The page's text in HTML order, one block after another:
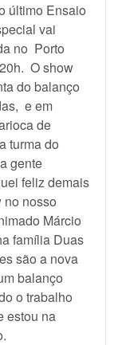
último Ensaio
vai
no Porto
O show
do balanço
e em
de
turma do
gente
feliz demais
no nosso
Márcio
família Duas
são a nova
balanço
o trabalho
estou na